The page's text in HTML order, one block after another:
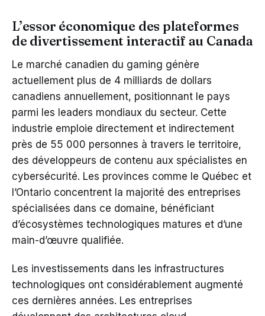
L’essor économique des plateformes
de divertissement interactif au Canada
Le marché canadien du gaming génère
actuellement plus de 4 milliards de dollars
canadiens annuellement, positionnant le pays
parmi les leaders mondiaux du secteur. Cette
industrie emploie directement et indirectement
près de 55 000 personnes à travers le territoire,
des développeurs de contenu aux spécialistes en
cybersécurité. Les provinces comme le Québec et
l’Ontario concentrent la majorité des entreprises
spécialisées dans ce domaine, bénéficiant
d’écosystèmes technologiques matures et d’une
main-d’œuvre qualifiée.
Les investissements dans les infrastructures
technologiques ont considérablement augmenté
ces dernières années. Les entreprises